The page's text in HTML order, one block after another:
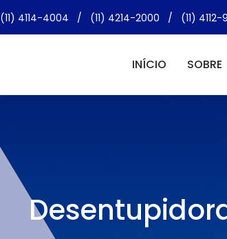
(11) 4114-4004 / (11) 4214-2000 / (11)
INÍCIO SOBRE